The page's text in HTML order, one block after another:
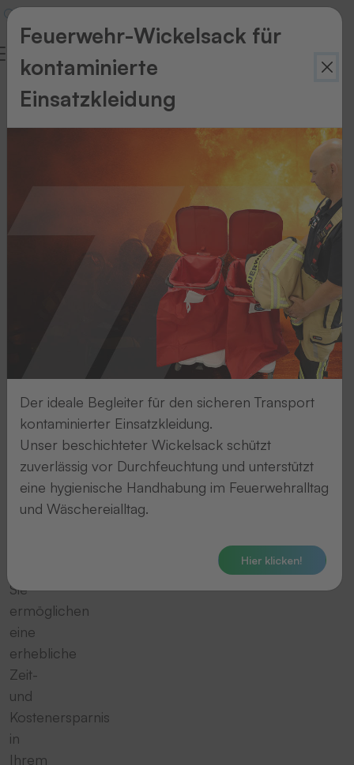
UHF-
Lesesysteme
und
sorgen
mit
qualitativ
hochwertigen
Transpondern
für
Sie
ermöglichen
eine
erhebliche
Zeit-
und
Kostenersparnis
in
Ihrem
Feuerwehr-Wickelsack für
kontaminierte
Einsatzkleidung
Der ideale Begleiter für den sicheren Transport
kontaminierter Einsatzkleidung.
Unser beschichteter Wickelsack schützt
zuverlässig vor Durchfeuchtung und unterstützt
eine hygienische Handhabung im Feuerwehralltag
und Wäschereialltag.
Hier klicken!